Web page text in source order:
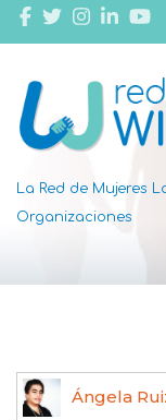
La Red de Mujeres
Organizaciones
Ángela